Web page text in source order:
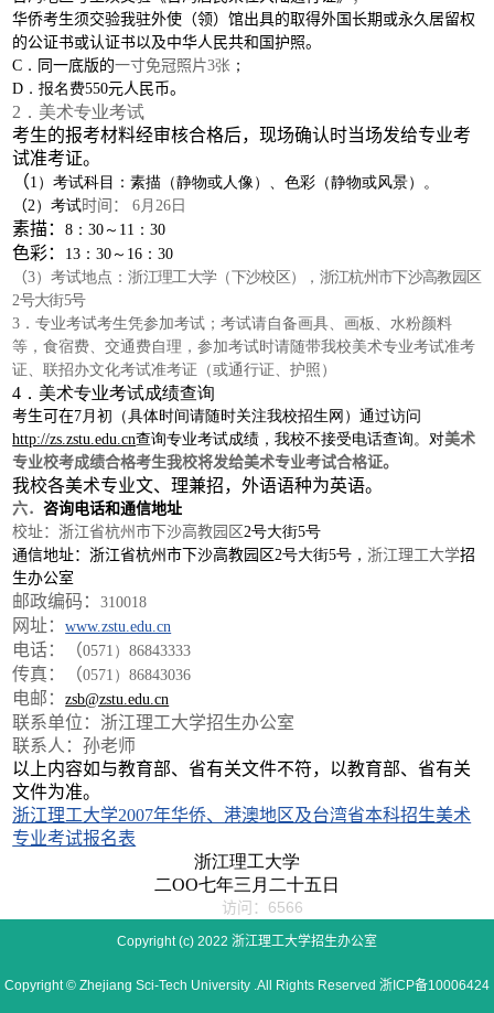
华侨考生须交验我驻外使（领）馆出具的取得外国长期或永久居留权
的公证书或认证书以及中华人民共和国护照。
C． 同一底版的一寸免冠照片3张 ；
D．报名费550元人民币。
2．美术专业考试
考生的报考材料经审核合格后，现场确认时当场发给专业考
试准考证。
（1）考试科目：素描（静物或人像）、色彩（静物或风景）。
（2）考试时间： 6月26日
素描：8：30～11：30
色彩：
13：30～16：30
（3）考试地点：浙江理工大学（下沙校区），浙江杭州市下沙高教园区
2号大街5号
3．专业考试考生凭参加考试；考试请自备画具、画板、水粉颜料
等，食宿费、交通费自理，参加考试时请随带我校美术专业考试准考
证、联招办文化考试准考证（或通行证、护照）
4．美术专业考试成绩查询
考生可在7月初（具体时间请随时关注我校招生网）通过访问
http://zs.zstu.edu.cn查询专业考试成绩，我校不接受电话查询。对美术
专业校考成绩合格考生我校将发给美术专业考试合格证。
我校各美术专业文、理兼招，外语语种为英语。
六．咨询电话和通信地址
校址：浙江省杭州市下沙高教园区2号大街5号
通信地址：浙江省杭州市下沙高教园区2号大街5号， 浙江理工大学招
生办公室
邮政编码：310018
网址：www.zstu.edu.cn
电话：（0571）86843333
传真：（0571）86843036
电邮：zsb@zstu.edu.cn
联系单位：浙江理工大学招生办公室
联系人：孙老师
以上内容如与教育部、省有关文件不符，以教育部、省有关
文件为准。
浙江理工大学2007年华侨、港澳地区及台湾省本科招生美术
专业考试报名表
浙江理工大学
二OO七年三月二十五日
访问：6566
Copyright (c) 2022 浙江理工大学招生办公室
Copyright © Zhejiang Sci-Tech University .All Rights Reserved 浙ICP备10006424